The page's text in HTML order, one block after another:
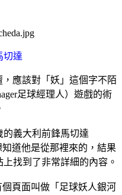
切達
應該對「妖」這個字不陌
足球經理人）遊戲的術
的義大利前鋒馬切達
知道他是從那裡來的，結果
找到了非常詳細的內容。
頁面叫做「足球妖人銀河